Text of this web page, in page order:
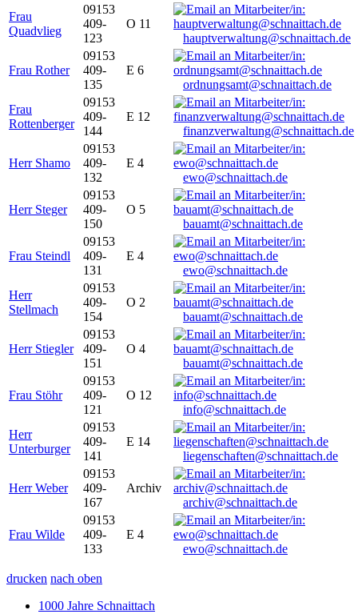
Frau
Quadvlieg
09153
409-
123
O 11
hauptverwaltung@schnaittach.de
Frau Rother
09153
409-
135
E 6
ordnungsamt@schnaittach.de
Frau
Rottenberger
09153
409-
144
E 12
finanzverwaltung@schnaittach.de
Herr Shamo
09153
409-
132
E 4
ewo@schnaittach.de
Herr Steger
09153
409-
150
O 5
bauamt@schnaittach.de
Frau Steindl
09153
409-
131
E 4
ewo@schnaittach.de
Herr
Stellmach
09153
409-
154
O 2
bauamt@schnaittach.de
Herr Stiegler
09153
409-
151
O 4
bauamt@schnaittach.de
Frau Stöhr
09153
409-
121
O 12
info@schnaittach.de
Herr
Unterburger
09153
409-
141
E 14
liegenschaften@schnaittach.de
Herr Weber
09153
409-
167
Archiv
archiv@schnaittach.de
Frau Wilde
09153
409-
133
E 4
ewo@schnaittach.de
drucken nach oben
1000 Jahre Schnaittach